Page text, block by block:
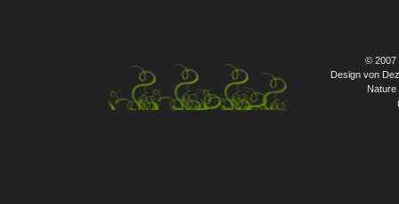
© 2007
Design von
Nature